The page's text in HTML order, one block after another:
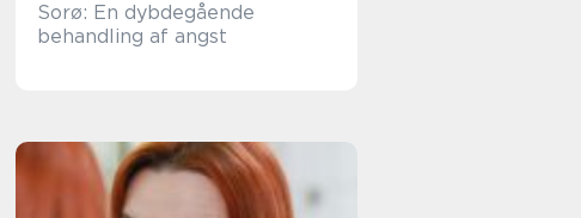
Sorø: En dybdegående
behandling af angst